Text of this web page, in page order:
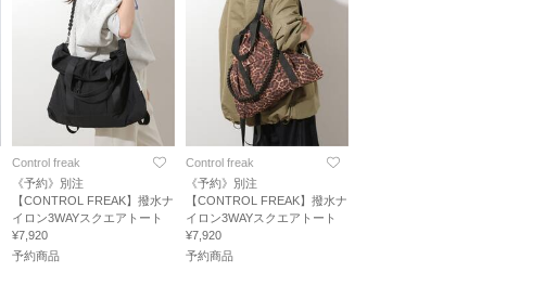
Control freak
《予約》別注
【CONTROL FREAK】撥水ナ
イロン3WAYスクエアトート
¥7,920
予約商品
Control freak
《予約》別注
【CONTROL FREAK】撥水ナ
イロン3WAYスクエアトート
¥7,920
予約商品